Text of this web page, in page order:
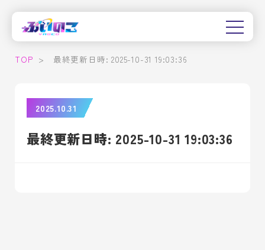
TOP > 最終更新日時: 2025-10-31 19:03:36
2025.10.31
最終更新日時: 2025-10-31 19:03:36